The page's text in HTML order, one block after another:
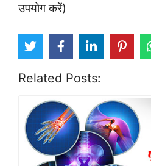
उपयोग करें)
Related Posts: